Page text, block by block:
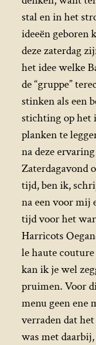
stal en in het
ideeën geboren
deze zaterdag
het idee welke
de “gruppe”
stinken als een
stichting op het
planken te
na deze
Zaterdagavond
tijd, ben ik,
na een voor mij
tijd voor het
Harricots
le haute
kan ik je wel
pruimen. Voor
menu geen ene
verraden dat
was met